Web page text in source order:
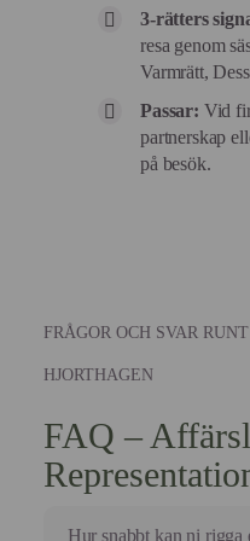
3-rätters
resa genom
Varmrätt,
Passar: Vid
partnerskap
på besök.
FRÅGOR OCH SVAR
HJORTHAGEN
FAQ –
Hur snabbt kan ni rigga